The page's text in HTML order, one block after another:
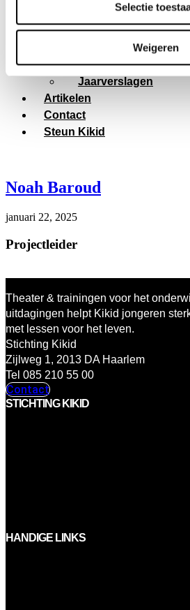
Selectie
Weigeren
Team
Onze organisatie
Vacatures
Jaarverslagen
Artikelen
Contact
Steun Kikid
Noah Baroud
januari 22, 2025
Projectleider
Theater & trainingen voor het
uitdagingen helpt Kikid jongeren
met lessen voor het leven.
Stichting Kikid
Zijlweg 1, 2013 DA Haarlem
Tel 085 210 55 00
Contact
STICHTING KIKID
HANDIGE LINKS